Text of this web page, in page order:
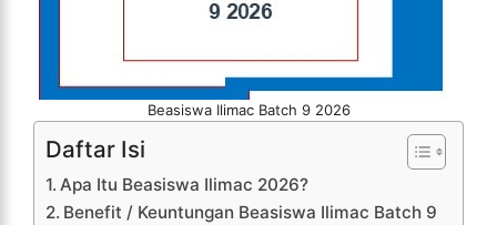
Beasiswa Ilimac Batch 9 2026
Daftar Isi
Apa Itu Beasiswa Ilimac 2026?
Benefit / Keuntungan Beasiswa Ilimac Batch 9